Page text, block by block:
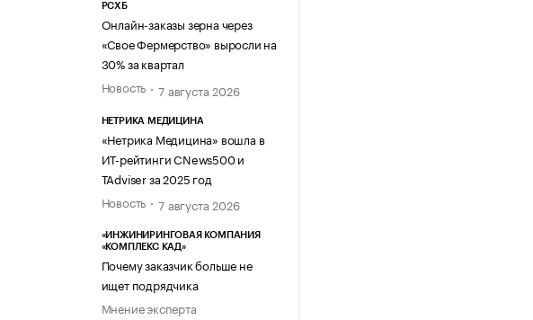
РСХБ
Онлайн-заказы зерна через
«Свое Фермерство» выросли на
30% за квартал
Новость
7 августа 2026
НЕТРИКА МЕДИЦИНА
«Нетрика Медицина» вошла в
ИТ-рейтинги CNews500 и
TAdviser за 2025 год
Новость
7 августа 2026
«ИНЖИНИРИНГОВАЯ КОМПАНИЯ
«КОМПЛЕКС КАД»
Почему заказчик больше не
ищет подрядчика
Мнение эксперта